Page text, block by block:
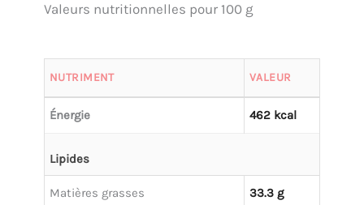
Valeurs nutritionnelles pour 100 g
NUTRIMENT VALEUR
Énergie 462 kcal
Lipides
Matières grasses 33.3 g